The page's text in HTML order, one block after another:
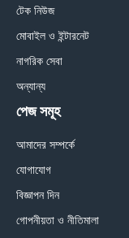
টেক নিউজ
মোবাইল ও ইন্টারনেট
নাগরিক সেবা
অন্যান্য
পেজ সমূহ
আমাদের সম্পর্কে
যোগাযোগ
বিজ্ঞাপন দিন
গোপনীয়তা ও নীতিমালা